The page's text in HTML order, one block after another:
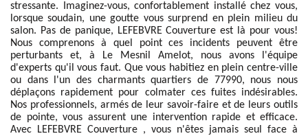
stressante. Imaginez-vous, confortablement installé chez vous,
lorsque soudain, une goutte vous surprend en plein milieu du
salon. Pas de panique, LEFEBVRE Couverture est là pour vous!
Nous comprenons à quel point ces incidents peuvent être
perturbants et, à Le Mesnil Amelot, nous avons l'équipe
d'experts qu'il vous faut. Que vous habitiez en plein centre-ville
ou dans l'un des charmants quartiers de 77990, nous nous
déplaçons rapidement pour colmater ces fuites indésirables.
Nos professionnels, armés de leur savoir-faire et de leurs outils
de pointe, vous assurent une intervention rapide et efficace.
Avec LEFEBVRE Couverture , vous n'êtes jamais seul face à